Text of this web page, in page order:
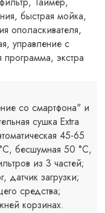
быстрая мойка,
ополаскивателя,
управление с
программа, экстра
со смартфона" и
сушка Extra
45-65
бесшумная 50 °C,
из 3 частей;
датчик загрузки;
средства;
корзинах.